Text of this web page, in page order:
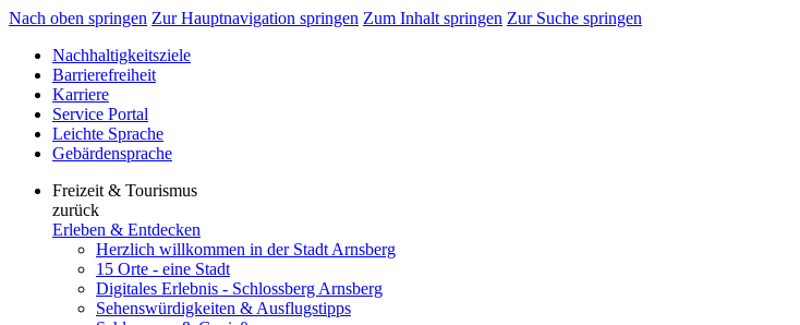
Nach oben springen Zur Hauptnavigation springen Zum Inhalt springen Zur Suche springen
Nachhaltigkeitsziele
Barrierefreiheit
Karriere
Service Portal
Leichte Sprache
Gebärdensprache
Freizeit & Tourismus
zurück
Erleben & Entdecken
Herzlich willkommen in der Stadt Arnsberg
15 Orte - eine Stadt
Digitales Erlebnis - Schlossberg Arnsberg
Sehenswürdigkeiten & Ausflugstipps